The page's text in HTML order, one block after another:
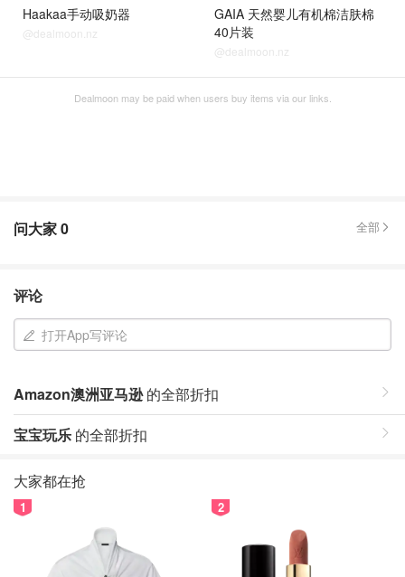
Haakaa手动吸奶器
@dealmoon.nz
GAIA 天然婴儿有机棉洁肤棉
40片装
@dealmoon.nz
Dealmoon may be paid when users buy items via our links.
问大家0 全部
评论
打开App写评论
Amazon澳洲亚马逊的全部折扣
宝宝玩乐 的全部折扣
大家都在抢
1 2